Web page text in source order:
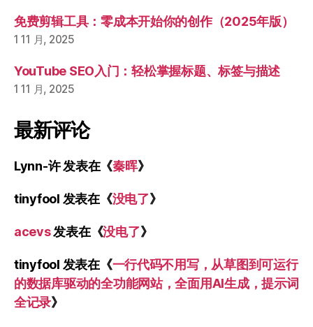
免费剪辑工具：零成本开始你的创作（2025年版）
1 11 月, 2025
YouTube SEO入门：轻松掌握标题、标签与描述
1 11 月, 2025
最新评论
Lynn-许发表在《秦晖》
tinyfool 发表在《没电了》
acevs发表在《没电了》
tinyfool 发表在《一行代码不用写，从草图到可运行
的数据库驱动的全功能网站，全面用AI生成，提示词
全记录》